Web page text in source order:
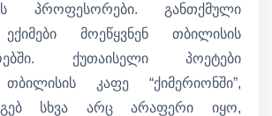
პროფესორები. განთქმული
მოეწყვნენ თბილისის
ქუთაისელი პოეტები
თბილისის კაფე “ქიმერიონში”,
სხვა არც არაფერი იყო,